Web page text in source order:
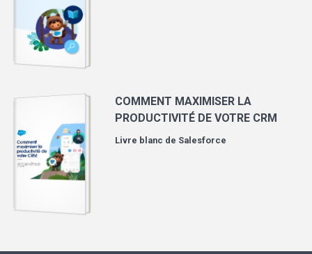
COMMENT MAXIMISER LA
PRODUCTIVITÉ DE VOTRE CRM
Livre blanc de Salesforce